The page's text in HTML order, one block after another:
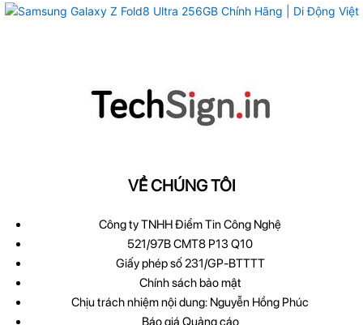
VỀ CHÚNG TÔI
Công ty TNHH Điểm Tin Công Nghệ
521/97B CMT8 P13 Q10
Giấy phép số 231/GP-BTTTT
Chính sách bảo mật
Chịu trách nhiệm nội dung: Nguyễn Hồng Phúc
Báo giá Quảng cáo